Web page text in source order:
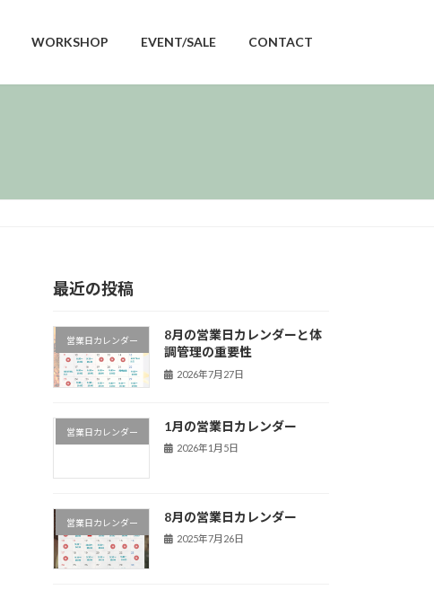
WORKSHOP EVENT/SALE CONTACT
最近の投稿
営業日カレンダー
8月の営業日カレンダーと体
調管理の重要性
2026年7月27日
営業日カレンダー 1月の営業日カレンダー
2026年1月5日
営業日カレンダー 8月の営業日カレンダー
2025年7月26日